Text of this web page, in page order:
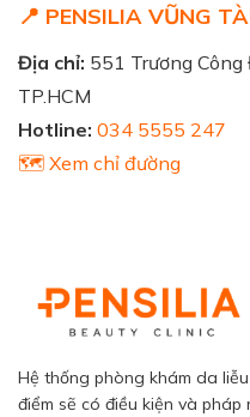
📍 PENSILIA VŨNG
Địa chỉ: 551 Trương
TP.HCM
Hotline: 034 5555 247
🗺️ Xem chỉ đường
Hệ thống phòng khám da
điểm sẽ có điều kiện và